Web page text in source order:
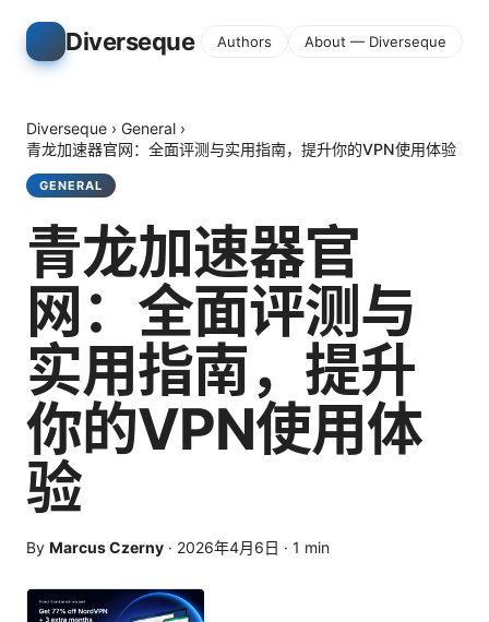
Diverseque Authors About — Diverseque
Diverseque › General ›
青龙加速器官网：全面评测与实用指南，提升你的VPN使用体验
GENERAL
青龙加速器官
网：全面评测与
实用指南，提升
你的VPN使用体
验
By Marcus Czerny · 2026年4月6日 · 1 min